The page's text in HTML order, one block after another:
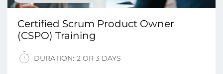
Certified Scrum Product Owner
(CSPO) Training
DURATION: 2 OR 3 DAYS